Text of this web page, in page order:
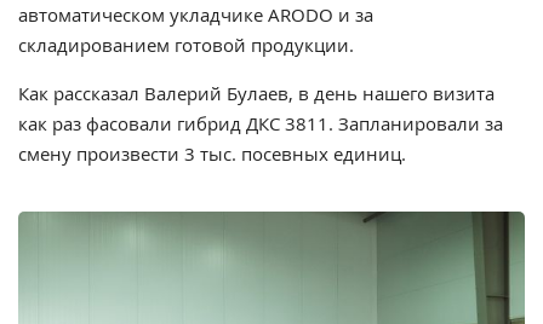
автоматическом укладчике ARODO и за
складированием готовой продукции.
Как рассказал Валерий Булаев, в день нашего визита
как раз фасовали гибрид ДКС 3811. Запланировали за
смену произвести 3 тыс. посевных единиц.